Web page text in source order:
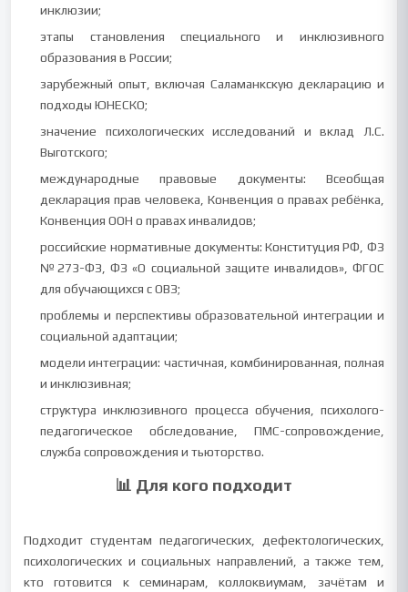
инклюзии;
этапы становления специального и инклюзивного
образования в России;
зарубежный опыт, включая Саламанкскую декларацию и
подходы ЮНЕСКО;
значение психологических исследований и вклад Л.С.
Выготского;
международные правовые документы: Всеобщая
декларация прав человека, Конвенция о правах ребёнка,
Конвенция ООН о правах инвалидов;
российские нормативные документы: Конституция РФ, ФЗ
№273-ФЗ, ФЗ «О социальной защите инвалидов», ФГОС
для обучающихся с ОВЗ;
проблемы и перспективы образовательной интеграции и
социальной адаптации;
модели интеграции: частичная, комбинированная, полная
и инклюзивная;
структура инклюзивного процесса обучения, психолого-
педагогическое обследование, ПМС-сопровождение,
служба сопровождения и тьюторство.
📊 Для кого подходит
Подходит студентам педагогических, дефектологических,
психологических и социальных направлений, а также тем,
кто готовится к семинарам, коллоквиумам, зачётам и